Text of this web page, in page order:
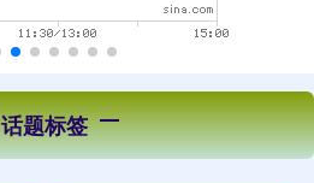
话题标签